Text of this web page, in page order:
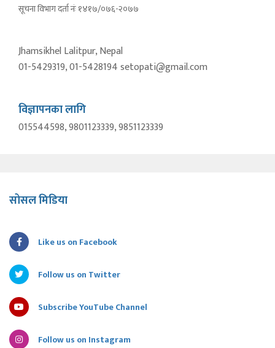
सूचना विभाग दर्ता नंः १४१७/०७६-२०७७
Jhamsikhel Lalitpur, Nepal
01-5429319, 01-5428194 setopati@gmail.com
विज्ञापनका लागि
015544598, 9801123339, 9851123339
सोसल मिडिया
Like us on Facebook
Follow us on Twitter
Subscribe YouTube Channel
Follow us on Instagram